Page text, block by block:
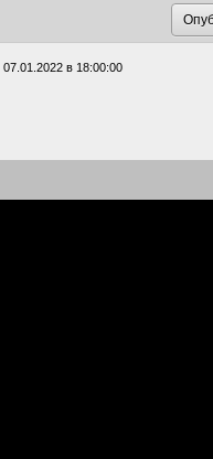
07.01.2022 в 18:00:00